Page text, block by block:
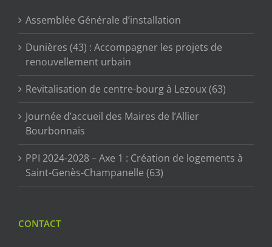
Assemblée Générale d’installation
Dunières (43) : Accompagner les projets de
renouvellement urbain
Revitalisation de centre-bourg à Lezoux (63)
Journée d’accueil des Maires de l’Allier
Bourbonnais
PPI 2024-2028 – Axe 1 : Création de logements à
Saint-Genès-Champanelle (63)
CONTACT